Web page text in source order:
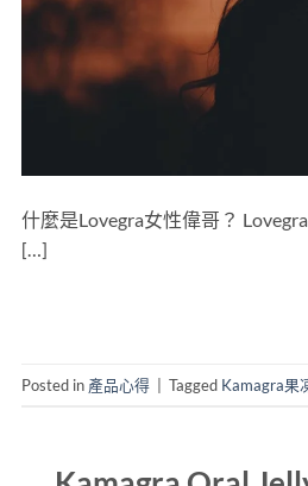
什麼是Lovegra女性偉哥？
[…]
Posted in 產品心得 Tagged Kamagra果